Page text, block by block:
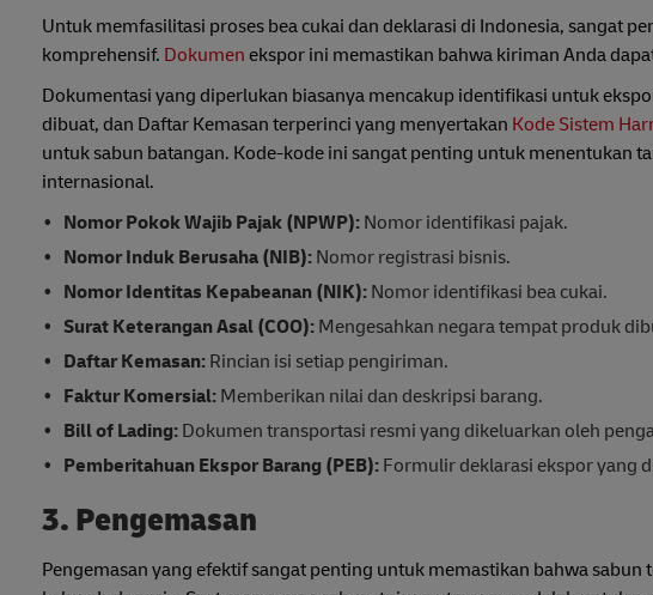
Untuk memfasilitasi proses bea cukai dan deklarasi di Indonesia, sangat
komprehensif. Dokumen ekspor ini memastikan bahwa kiriman Anda
Dokumentasi yang diperlukan biasanya mencakup identifikasi untuk
dibuat, dan Daftar Kemasan terperinci yang menyertakan Kode Sistem
untuk sabun batangan. Kode-kode ini sangat penting untuk menentukan
internasional.
Nomor Pokok Wajib Pajak (NPWP): Nomor identifikasi pajak.
Nomor Induk Berusaha (NIB): Nomor registrasi bisnis.
Nomor Identitas Kepabeanan (NIK): Nomor identifikasi bea cukai.
Surat Keterangan Asal (COO): Mengesahkan negara tempat produk
Daftar Kemasan:Rincian isi setiap pengiriman.
Faktur Komersial:Memberikan nilai dan deskripsi barang.
Bill of Lading:Dokumen transportasi resmi yang dikeluarkan oleh
Pemberitahuan Ekspor Barang (PEB): Formulir deklarasi ekspor yang
3. Pengemasan
Pengemasan yang efektif sangat penting untuk memastikan bahwa